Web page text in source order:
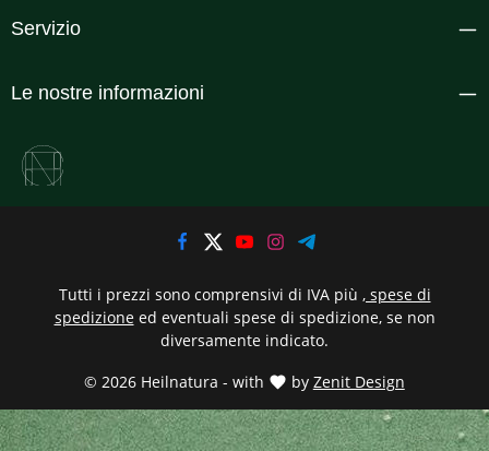
Servizio
Le nostre informazioni
© 2026 Heilnatura - with by Zenit Design
Tutti i prezzi sono comprensivi di IVA più , spese di
spedizioneed eventuali spese di spedizione, se non
diversamente indicato.